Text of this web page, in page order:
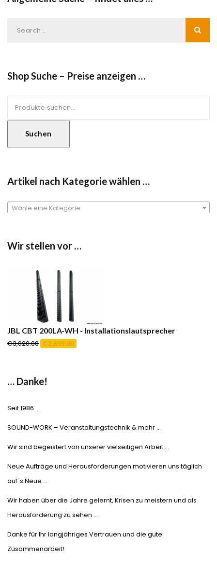
Shop Suche – Preise anzeigen …
Suche
nach:
Suchen
Artikel nach Kategorie wählen …
Wähle eine Kategorie
Wir stellen vor …
JBL CBT 200LA-WH - Installationslautsprecher
€3,020.00Ursprünglicher
€2,899.00 Aktueller
… Danke!
Seit 1986 …
SOUND-WORK – Veranstaltungstechnik & mehr …
Wir sind begeistert von unserer vielseitigen Arbeit …
Neue Aufträge und Herausforderungen motivieren uns täglich
auf´s Neue …
Wir haben über die Jahre gelernt, Krisen zu meistern und als
Herausforderung zu sehen …
Danke für Ihr langjähriges Vertrauen und die gute
Zusammenarbeit!